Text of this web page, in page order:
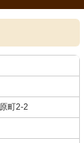
町2-2